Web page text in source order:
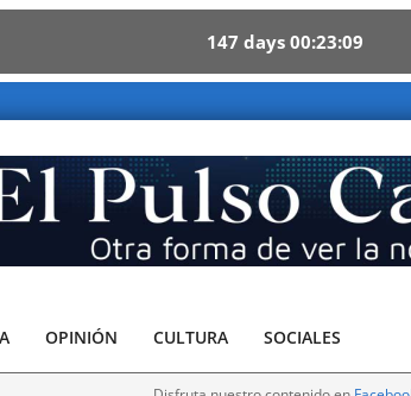
147 days 00 23 08
OPINIÓN CULTURA SOCIALES